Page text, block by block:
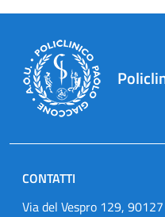
CONTATTI
Via del Vespro 129,